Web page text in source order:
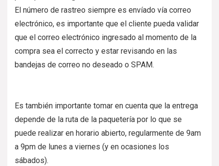
El número de rastreo siempre es envíado vía correo
electrónico, es importante que el cliente pueda validar
que el correo electrónico ingresado al momento de la
compra sea el correcto y estar revisando en las
bandejas de correo no deseado o SPAM.
Es también importante tomar en cuenta que la entrega
depende de la ruta de la paquetería por lo que se
puede realizar en horario abierto, regularmente de 9am
a 9pm de lunes a viernes (y en ocasiones los
sábados).